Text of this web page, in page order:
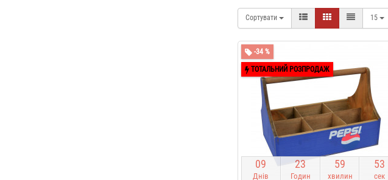
Сортувати 15
-34 %
ТОТАЛЬНИЙ РОЗПРОДАЖ
09
Днів
23
Годин
59
хвилин
52
сек